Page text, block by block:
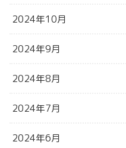
2024年10月
2024年9月
2024年8月
2024年7月
2024年6月